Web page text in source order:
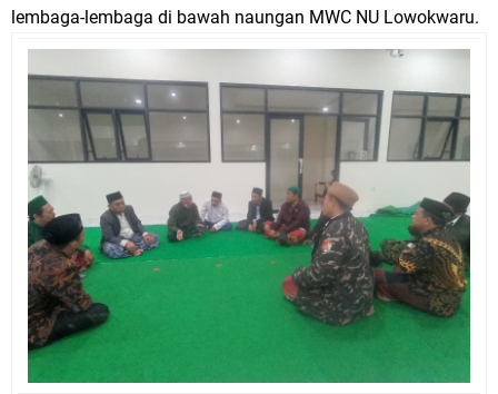
lembaga-lembaga di bawah naungan MWC NU Lowokwaru.